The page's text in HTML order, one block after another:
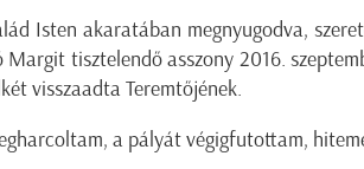
Isten akaratában megnyugodva,
Margit tisztelendő asszony 2016.
visszaadta Teremtőjének.
a pályát végigfutottam,